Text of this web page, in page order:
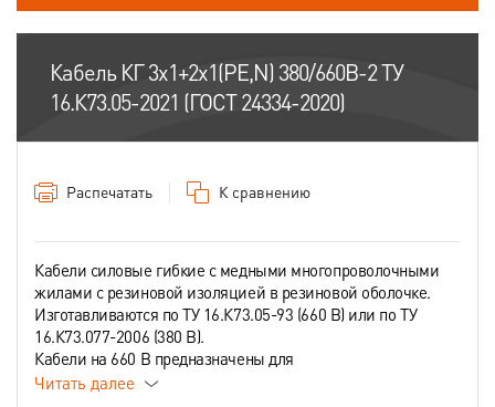
Кабель КГ 3х1+2х1(PE,N) 380/660В-2 ТУ
16.К73.05-2021 (ГОСТ 24334-2020)
Распечатать К сравнению
Кабели силовые гибкие с медными многопроволочными
жилами с резиновой изоляцией в резиновой оболочке.
Изготавливаются по ТУ 16.К73.05-93 (660 В) или по ТУ
16.К73.077-2006 (380 В).
Кабели на 660 В предназначены для
Читать далее